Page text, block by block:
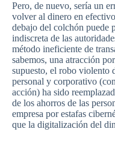
Pero, de nuevo, sería un
volver al dinero en
debajo del colchón puede
indiscreta de las
método ineficiente de
sabemos, una atracción
supuesto, el robo violento
personal y corporativo
acción) ha sido
de los ahorros de las
empresa por estafas
que la digitalización del